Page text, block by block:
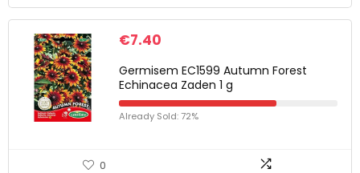
€7.40
Germisem EC1599 Autumn Forest
Echinacea Zaden 1 g
Already Sold: 72%
0